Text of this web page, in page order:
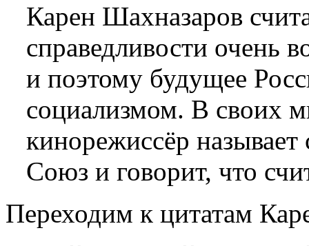
Карен Шахназаров
справедливости очень
и поэтому будущее
социализмом. В своих
кинорежиссёр
Союз и говорит, что
Переходим к цитатам